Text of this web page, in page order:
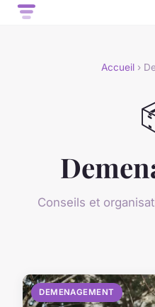
Accueil ›
Conseils et
DEMENAGEMENT